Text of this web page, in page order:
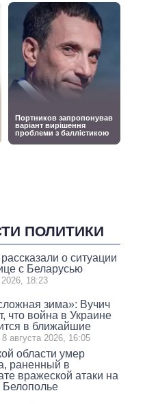
ПОЛИТИКИ
о ситуации
с Беларусью
2026, 18:23
зима»: Вучич
что война в Украине
в ближайшие
8 августа 2026, 16:05
области умер
раненный в
вражеской атаки на
Белополье